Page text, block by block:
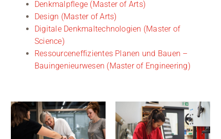
Denkmalpflege (Master of Arts)
Design (Master of Arts)
Digitale Denkmaltechnologien (Master of
Science)
Ressourceneffizientes Planen und Bauen –
Bauingenieurwesen (Master of Engineering)